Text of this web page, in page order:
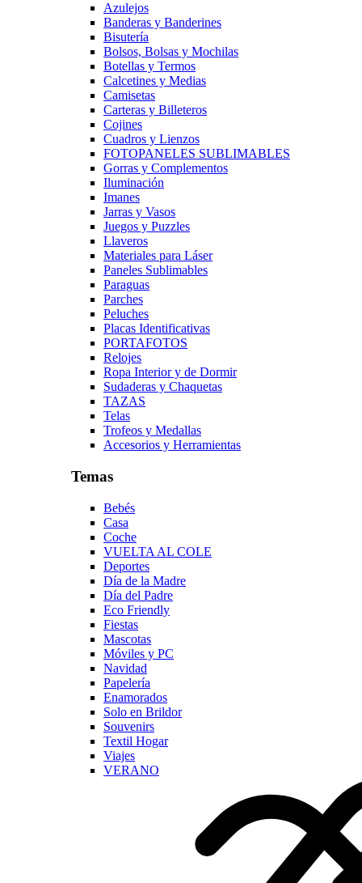
Azulejos
Banderas y Banderines
Bisutería
Bolsos, Bolsas y Mochilas
Botellas y Termos
Calcetines y Medias
Camisetas
Carteras y Billeteros
Cojines
Cuadros y Lienzos
FOTOPANELES SUBLIMABLES
Gorras y Complementos
Iluminación
Imanes
Jarras y Vasos
Juegos y Puzzles
Llaveros
Materiales para Láser
Paneles Sublimables
Paraguas
Parches
Peluches
Placas Identificativas
PORTAFOTOS
Relojes
Ropa Interior y de Dormir
Sudaderas y Chaquetas
TAZAS
Telas
Trofeos y Medallas
Accesorios y Herramientas
Temas
Bebés
Casa
Coche
VUELTA AL COLE
Deportes
Día de la Madre
Día del Padre
Eco Friendly
Fiestas
Mascotas
Móviles y PC
Navidad
Papelería
Enamorados
Solo en Brildor
Souvenirs
Textil Hogar
Viajes
VERANO